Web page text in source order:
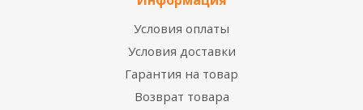
Условия оплаты
Условия доставки
Гарантия на товар
Возврат товара